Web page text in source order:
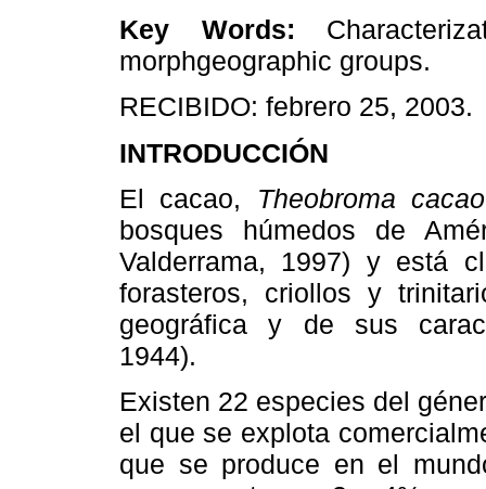
Key Words:
morphgeographic groups.
RECIBIDO: febrero 25, 2003.
INTRODUCCIÓN
El cacao, Theobroma cacao
bosques húmedos de
Valderrama, 1997) y está
forasteros, criollos y
geográfica y de sus
1944).
Existen 22 especies del
el que se explota
que se produce en el